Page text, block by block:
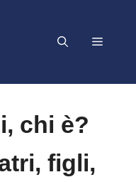
Menu
chi è?
figli,